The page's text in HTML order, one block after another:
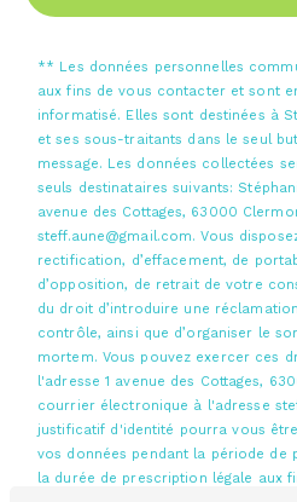
** Les données personnelles
aux fins de vous contacter et sont
informatisé. Elles sont destinées à
et ses sous-traitants dans le seul
message. Les données collectées
seuls destinataires suivants:
avenue des Cottages, 63000
steff.aune@gmail.com. Vous
rectification, d’effacement, de
d’opposition, de retrait de votre
du droit d’introduire une
contrôle, ainsi que d’organiser le
mortem. Vous pouvez exercer ces
l'adresse 1 avenue des Cottages,
courrier électronique à l'adresse
justificatif d'identité pourra vous
vos données pendant la période de
la durée de prescription légale aux